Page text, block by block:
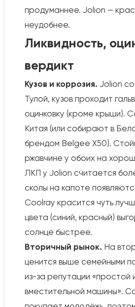
продуманнее. Jolion —
неудобнее.
Ликвидность,
вердикт
Кузов и коррозия. Jolion
Тулой, кузов проходит
оцинковку (кроме крыши).
Китая (или собирают в
брендом Belgee X50).
ржавчине у обоих на
ЛКП у Jolion считается
сколы на капоте
Coolray красится чуть
цвета (синий, красный)
солнце быстрее.
Вторичный рынок. На
ценится выше семейными
из-за репутации «простой
вместительной машины».